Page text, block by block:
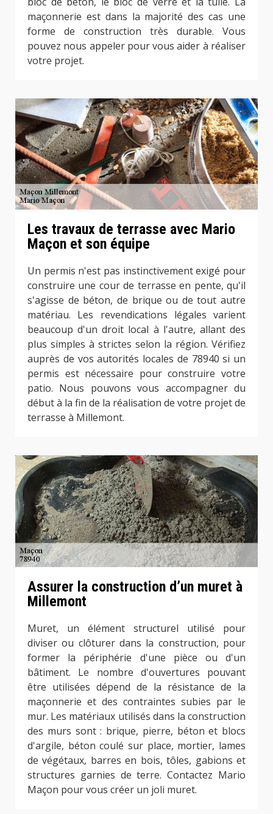
maçonnerie est dans la majorité des cas une
forme de construction très durable. Vous
pouvez nous appeler pour vous aider à réaliser
votre projet.
Les travaux de terrasse avec Mario
Maçon et son équipe
Un permis n'est pas instinctivement exigé pour
construire une cour de terrasse en pente, qu'il
s'agisse de béton, de brique ou de tout autre
matériau. Les revendications légales varient
beaucoup d'un droit local à l'autre, allant des
plus simples à strictes selon la région. Vérifiez
auprès de vos autorités locales de 78940 si un
permis est nécessaire pour construire votre
patio. Nous pouvons vous accompagner du
début à la fin de la réalisation de votre projet de
terrasse à Millemont.
Assurer la construction d’un muret à
Millemont
Muret, un élément structurel utilisé pour
diviser ou clôturer dans la construction, pour
former la périphérie d'une pièce ou d'un
bâtiment. Le nombre d'ouvertures pouvant
être utilisées dépend de la résistance de la
maçonnerie et des contraintes subies par le
mur. Les matériaux utilisés dans la construction
des murs sont : brique, pierre, béton et blocs
d'argile, béton coulé sur place, mortier, lames
de végétaux, barres en bois, tôles, gabions et
structures garnies de terre. Contactez Mario
Maçon pour vous créer un joli muret.